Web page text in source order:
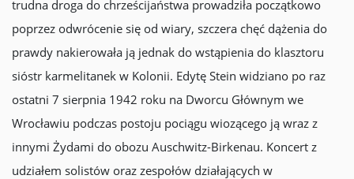
trudna droga do chrześcijaństwa prowadziła początkowo
poprzez odwrócenie się od wiary, szczera chęć dążenia do
prawdy nakierowała ją jednak do wstąpienia do klasztoru
sióstr karmelitanek w Kolonii. Edytę Stein widziano po raz
ostatni 7 sierpnia 1942 roku na Dworcu Głównym we
Wrocławiu podczas postoju pociągu wiozącego ją wraz z
innymi Żydami do obozu Auschwitz-Birkenau. Koncert z
udziałem solistów oraz zespołów działających w